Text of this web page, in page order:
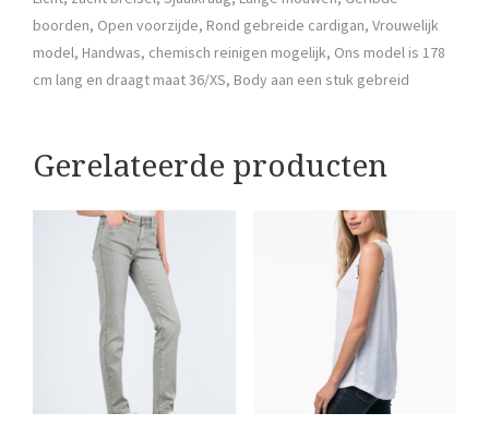
boorden, Open voorzijde, Rond gebreide cardigan, Vrouwelijk
model, Handwas, chemisch reinigen mogelijk, Ons model is 178
cm lang en draagt maat 36/XS, Body aan een stuk gebreid
Gerelateerde producten